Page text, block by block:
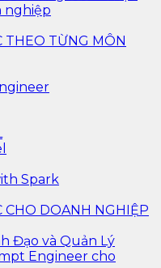
nghiệp
TỪNG MÔN
Spark
DOANH NGHIỆP
Đạo và Quản Lý
Engineer cho